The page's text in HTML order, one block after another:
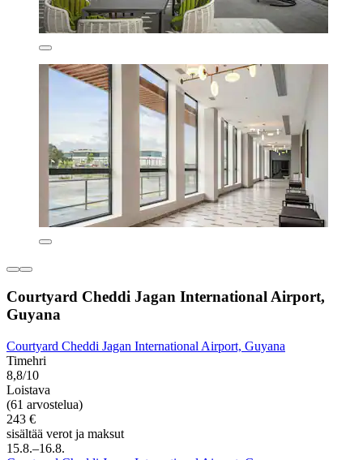
Courtyard Cheddi Jagan International Airport,
Guyana
Courtyard Cheddi Jagan International Airport, Guyana
Timehri
8,8/10
Loistava
(61 arvostelua)
243 €
sisältää verot ja maksut
15.8.–16.8.